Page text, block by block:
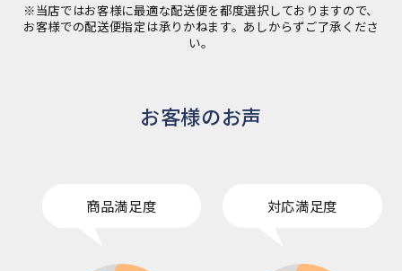
※当店ではお客様に最適な配送便を都度選択しておりますので、
お客様での配送便指定は承りかねます。あしからずご了承くださ
い。
お客様のお声
商品満足度 対応満足度